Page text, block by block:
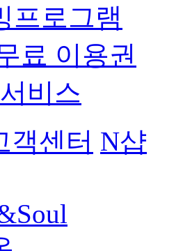
프로그램
료 이용권
비스
객센터 N샵